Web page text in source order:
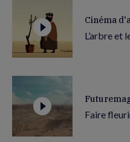
Cinéma
L’arbre et
Faire